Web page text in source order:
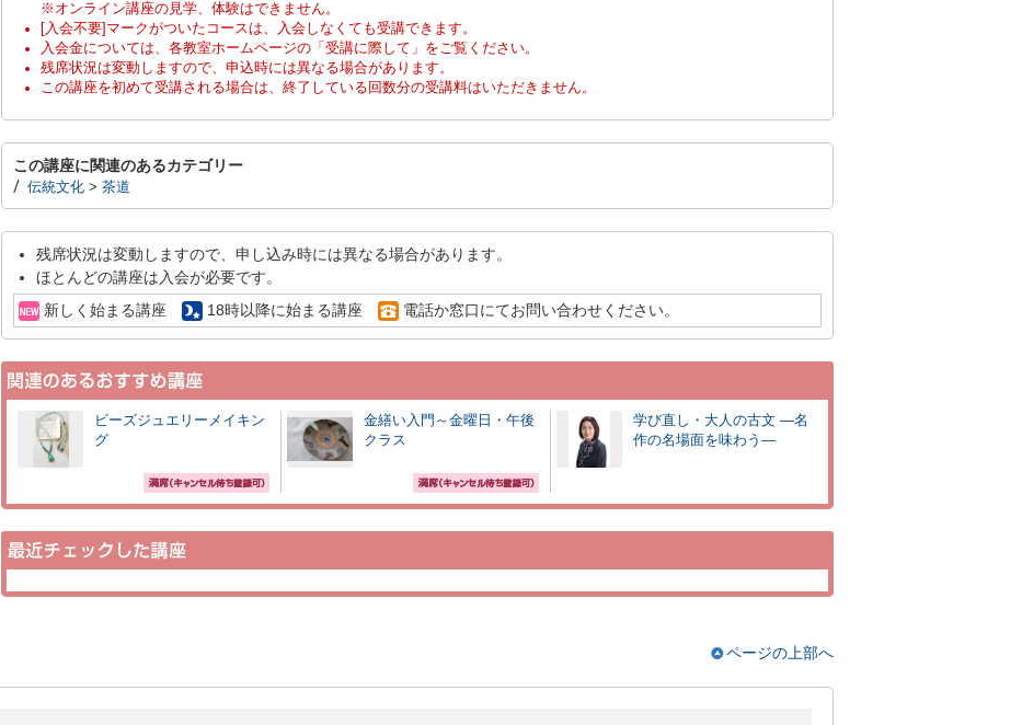
※オンライン講座の見学、体験はできません。
[入会不要]マークがついたコースは、入会しなくても受講できます。
入会金については、各教室ホームページの「受講に際して」をご覧ください。
残席状況は変動しますので、申込時には異なる場合があります。
この講座を初めて受講される場合は、終了している回数分の受講料はいただきません。
この講座に関連のあるカテゴリー
伝統文化> 茶道
残席状況は変動しますので、申し込み時には異なる場合があります。
ほとんどの講座は入会が必要です。
新しく始まる講座
18時以降に始まる講座 電話か窓口にてお問い合わせください。
ビーズジュエリーメイキン
グ
金繕い入門～金曜日・午後
クラス
学び直し・大人の古文 ―名
作の名場面を味わう―
ページの上部へ